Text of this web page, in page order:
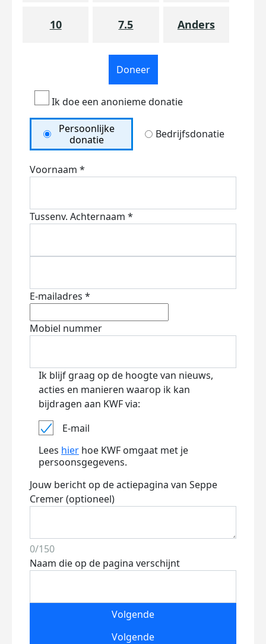
10 7.5 Anders
Doneer
Ik doe een anonieme donatie
Persoonlijke
donatie
Bedrijfsdonatie
Voornaam *
Tussenv. Achternaam *
E-mailadres *
Mobiel nummer
Ik blijf graag op de hoogte van nieuws,
acties en manieren waarop ik kan
bijdragen aan KWF via:
E-mail
Lees hier hoe KWF omgaat met je
persoonsgegevens.
Jouw bericht op de actiepagina van Seppe
Cremer (optioneel)
0/150
Naam die op de pagina verschijnt
Volgende
Volgende